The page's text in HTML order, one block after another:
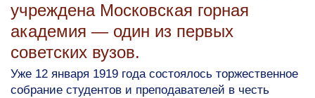
учреждена Московская горная
академия — один из первых
советских вузов.
Уже 12 января 1919 года состоялось торжественное
собрание студентов и преподавателей в честь